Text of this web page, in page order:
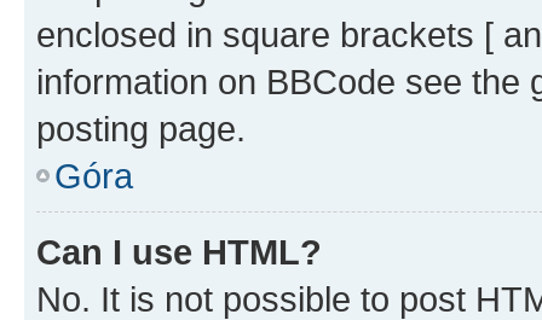
enclosed in square brackets [
information on BBCode see
posting page.
Góra
Can I use HTML?
No. It is not possible to post